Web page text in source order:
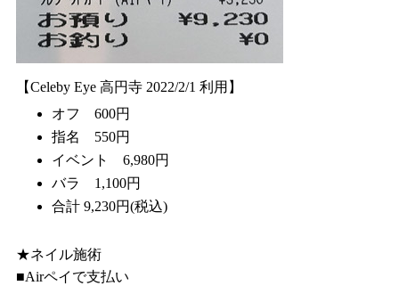
【Celeby Eye 高円寺 2022/2/1 利用】
オフ 600円
指名 550円
イベント 6,980円
バラ 1,100円
合計 9,230円(税込)
★ネイル施術
■Airペイで支払い